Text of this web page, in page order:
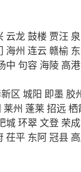
云龙鼓楼 贾汪
海州 连云赣榆
中 句容 海陵 高港
区 城阳 即墨 胶
莱州 蓬莱招远 栖
城环翠文登 荣成
茌平 东阿冠县